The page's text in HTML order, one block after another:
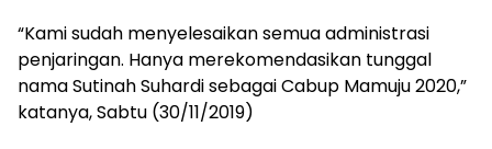
“Kami sudah menyelesaikan semua administrasi
penjaringan. Hanya merekomendasikan tunggal
nama Sutinah Suhardi sebagai Cabup Mamuju 2020,”
katanya, Sabtu (30/11/2019)